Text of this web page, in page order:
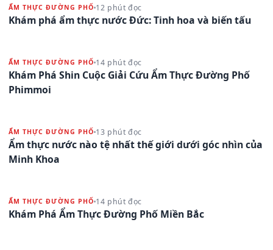
ẨM THỰC ĐƯỜNG PHỐ 12 phút đọc
Khám phá ẩm thực nước Đức: Tinh hoa và biến tấu
ẨM THỰC ĐƯỜNG PHỐ 14 phút đọc
Khám Phá Shin Cuộc Giải Cứu Ẩm Thực Đường Phố
Phimmoi
ẨM THỰC ĐƯỜNG PHỐ 13 phút đọc
Ẩm thực nước nào tệ nhất thế giới dưới góc nhìn của
Minh Khoa
ẨM THỰC ĐƯỜNG PHỐ 14 phút đọc
Khám Phá Ẩm Thực Đường Phố Miền Bắc